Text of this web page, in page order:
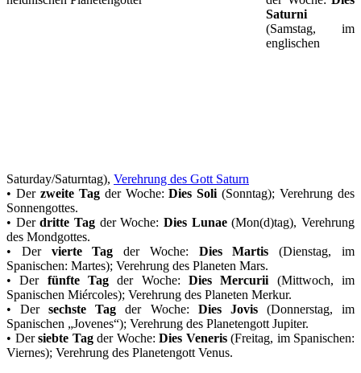
Saturni
(Samstag, im
englischen
Saturday/Saturntag), Verehrung des Gott Saturn
• Der zweite Tagder Woche:Dies Soli (Sonntag); Verehrung des
Sonnengottes.
• Derdritte Tag der Woche:Dies Lunae(Mon(d)tag), Verehrung
des Mondgottes.
• Der vierte Tag der Woche: Dies Martis (Dienstag, im
Spanischen: Martes); Verehrung des Planeten Mars.
• Der fünfte Tag der Woche:Dies Mercurii (Mittwoch, im
Spanischen Miércoles); Verehrung des Planeten Merkur.
• Dersechste Tag der Woche: Dies Jovis(Donnerstag, im
Spanischen „Jovenes“); Verehrung des Planetengott Jupiter.
• Dersiebte Tagder Woche: Dies Veneris(Freitag, im Spanischen:
Viernes); Verehrung des Planetengott Venus.